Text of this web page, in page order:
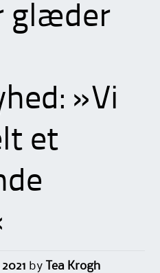
glæder
»Vi
et
by
Tea Krogh